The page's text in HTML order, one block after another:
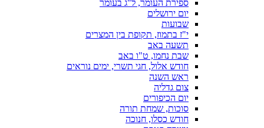
ספירת העומר, ל"ג בעומר
יום ירושלים
שבועות
י"ז בתמוז, תקופת בין המצרים
תשעה באב
שבת נחמו, ט"ו באב
חודש אלול, חגי תשרי, ימים נוראים
ראש השנה
צום גדליה
יום הכיפורים
סוכות, שמחת תורה
חודש כסלו, חנוכה